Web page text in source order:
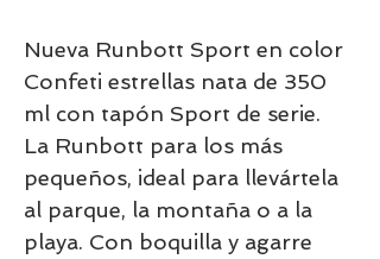
Nueva Runbott Sport en color
Confeti estrellas nata de 350
ml con tapón Sport de serie.
La Runbott para los más
pequeños, ideal para llevártela
al parque, la montaña o a la
playa. Con boquilla y agarre